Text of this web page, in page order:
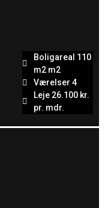
Boligareal 110
m2 m2
Værelser 4
Leje 26.100 kr.
pr. mdr.